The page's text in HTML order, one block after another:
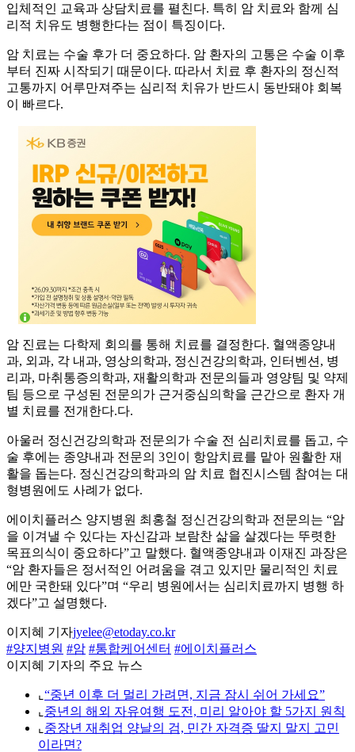
입체적인 교육과 상담치료를 펼친다. 특히 암 치료와 함께 심
리적 치유도 병행한다는 점이 특징이다.
암 치료는 수술 후가 더 중요하다. 암 환자의 고통은 수술 이후
부터 진짜 시작되기 때문이다. 따라서 치료 후 환자의 정신적
고통까지 어루만져주는 심리적 치유가 반드시 동반돼야 회복
이 빠르다.
암 진료는 다학제 회의를 통해 치료를 결정한다. 혈액종양내
과, 외과, 각 내과, 영상의학과, 정신건강의학과, 인터벤션, 병
리과, 마취통증의학과, 재활의학과 전문의들과 영양팀 및 약제
팀 등으로 구성된 전문의가 근거중심의학을 근간으로 환자 개
별 치료를 전개한다.다.
아울러 정신건강의학과 전문의가 수술 전 심리치료를 돕고, 수
술 후에는 종양내과 전문의 3인이 항암치료를 맡아 원활한 재
활을 돕는다. 정신건강의학과의 암 치료 협진시스템 참여는 대
형병원에도 사례가 없다.
에이치플러스 양지병원 최홍철 정신건강의학과 전문의는 “암
을 이겨낼 수 있다는 자신감과 보람찬 삶을 살겠다는 뚜렷한
목표의식이 중요하다”고 말했다. 혈액종양내과 이재진 과장은
“암 환자들은 정서적인 어려움을 겪고 있지만 물리적인 치료
에만 국한돼 있다”며 “우리 병원에서는 심리치료까지 병행 하
겠다”고 설명했다.
이지혜 기자jyelee@etoday.co.kr
#양지병원 #암 #통합케어센터 #에이치플러스
이지혜 기자의 주요 뉴스
⌞ “중년 이후 더 멀리 가려면, 지금 잠시 쉬어 가세요”
⌞ 중년의 해외 자유여행 도전, 미리 알아야 할 5가지 원칙
⌞ 중장년 재취업 양날의 검, 민간 자격증 딸지 말지 고민
이라면?